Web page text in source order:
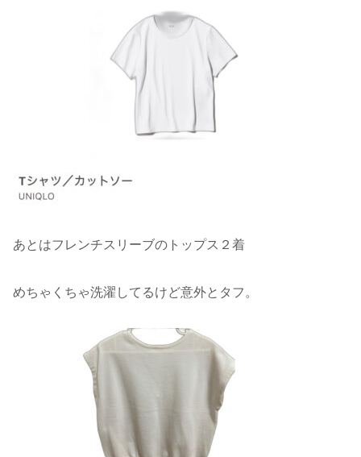
あとはフレンチスリーブのトップス２着
めちゃくちゃ洗濯してるけど意外とタフ。